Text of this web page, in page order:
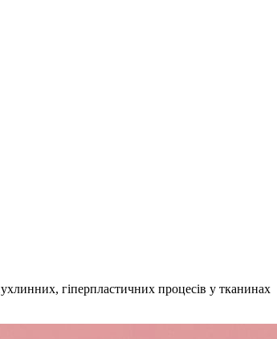
гіперпластичних процесів у тканинах